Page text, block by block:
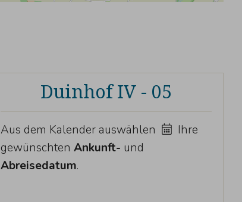
Duinhof IV - 05
Aus dem Kalender auswählen
Ihre
gewünschtenAnkunft- und
Abreisedatum.